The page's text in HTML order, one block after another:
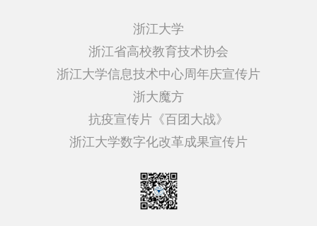
浙江大学
浙江省高校教育技术协会
浙江大学信息技术中心周年庆宣传片
浙大魔方
抗疫宣传片《百团大战》
浙江大学数字化改革成果宣传片